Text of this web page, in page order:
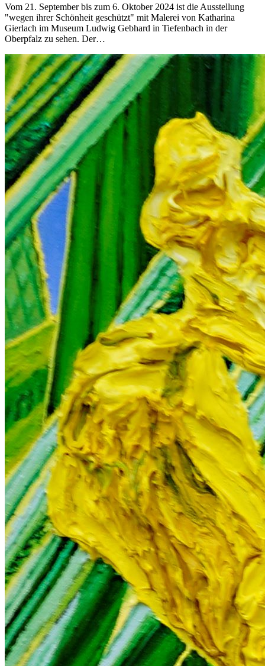
Vom 21. September bis zum 6. Oktober 2024 ist die Ausstellung
"wegen ihrer Schönheit geschützt" mit Malerei von Katharina
Gierlach im Museum Ludwig Gebhard in Tiefenbach in der
Oberpfalz zu sehen. Der…